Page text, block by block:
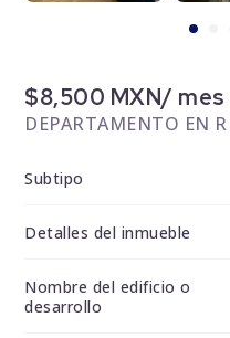
$8,500 MXN/ mes
DEPARTAMENTO EN
Subtipo
Detalles del inmueble
Nombre del edificio o
desarrollo